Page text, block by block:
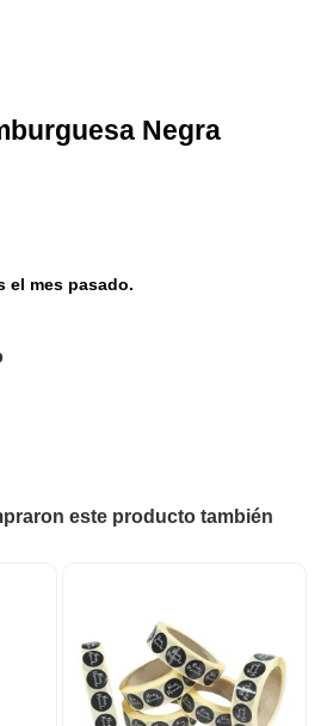
Negra
el mes pasado.
este producto también